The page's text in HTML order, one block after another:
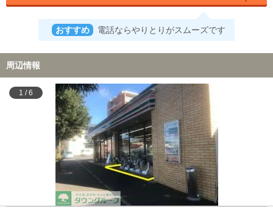
おすすめ 電話ならやりとりがスムーズです
周辺情報
1 /6